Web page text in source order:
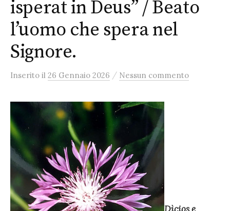
isperat in Deus” / Beato
l’uomo che spera nel
Signore.
Inserito il 26 Gennaio 2026 / Nessun commento